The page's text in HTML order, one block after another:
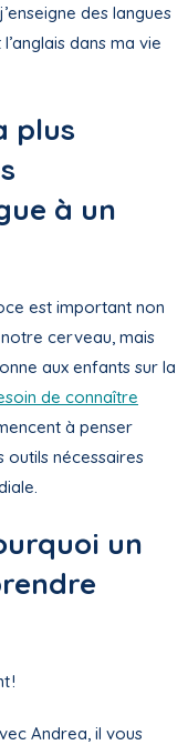
des langues
dans ma vie
plus
à un
est important non
cerveau, mais
aux enfants sur la
de connaître
à penser
outils nécessaires
un
!
Andrea, il vous